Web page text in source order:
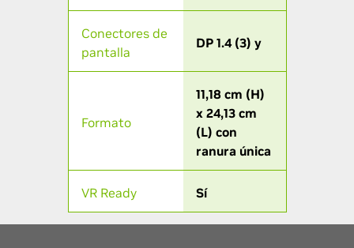
Conectores de
pantalla
DP 1.4 (3) y
Formato
11,18 cm (H)
x 24,13 cm
(L) con
ranura única
VR Ready Sí